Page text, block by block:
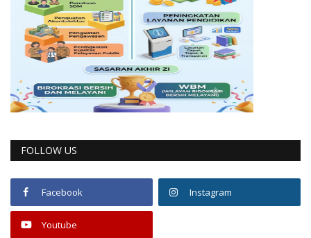
FOLLOW US
Facebook Instagram
Youtube